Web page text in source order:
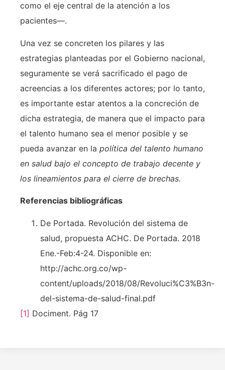
como el eje central de la atención a los
pacientes—.
Una vez se concreten los pilares y las
estrategias planteadas por el Gobierno nacional,
seguramente se verá sacrificado el pago de
acreencias a los diferentes actores; por lo tanto,
es importante estar atentos a la concreción de
dicha estrategia, de manera que el impacto para
el talento humano sea el menor posible y se
pueda avanzar en la política del talento humano
en salud bajo el concepto de trabajo decente y
los lineamientos para el cierre de brechas.
Referencias bibliográficas
De Portada. Revolución del sistema de
salud, propuesta ACHC. De Portada. 2018
Ene.-Feb:4-24. Disponible en:
http://achc.org.co/wp-
content/uploads/2018/08/Revoluci%C3%B3n-
del-sistema-de-salud-final.pdf
[1] Dociment. Pág 17